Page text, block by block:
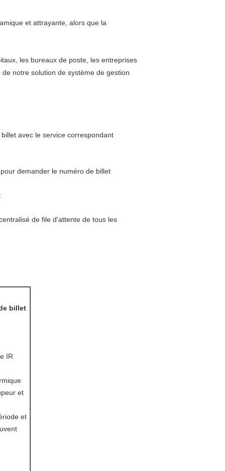
et attrayante, alors que la
les bureaux de poste, les entreprises
notre solution de système de gestion
avec le service correspondant
demander le numéro de billet
de file d'attente de tous les
billet
IR
et
et